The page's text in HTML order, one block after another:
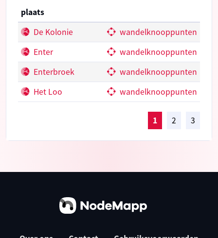
plaats
De Kolonie
wandelknooppunten
Enter
wandelknooppunten
Enterbroek
wandelknooppunten
Het Loo
wandelknooppunten
1 2 3